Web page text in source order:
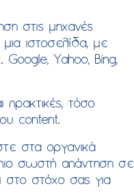
στις μηχανές
ιστοσελίδα, με
Google, Yahoo, Bing,
τόσο
content.
στα οργανικά
σωστή απάντηση σε
στο στόχο σας για